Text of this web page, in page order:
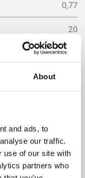
About
and ads, to
our traffic.
use of our site with
partners who
0,77
20
230
106